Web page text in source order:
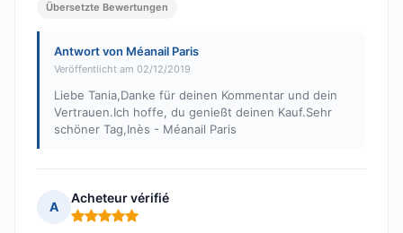
Übersetzte Bewertungen
Antwort von Méanail Paris
Veröffentlicht am 02/12/2019
Liebe Tania,Danke für deinen Kommentar und dein
Vertrauen.Ich hoffe, du genießt deinen Kauf.Sehr
schöner Tag,Inès - Méanail Paris
A
Acheteur vérifié
Hinweis: 5 von 5